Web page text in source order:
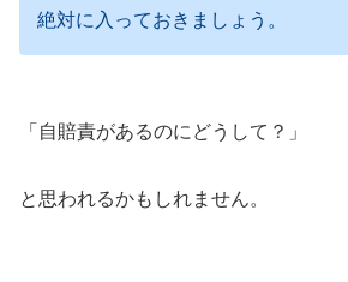
絶対に入っておきましょう。
「自賠責があるのにどうして？」
と思われるかもしれません。